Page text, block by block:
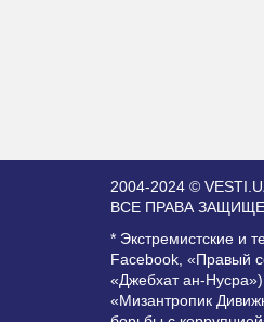
2004-2024 ©
ВСЕ ПРАВА
* Экстремистские и
Facebook, «Правый
«Джебхат ан-
«Мизантропик